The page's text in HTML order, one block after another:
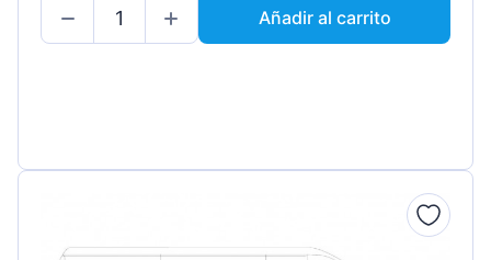
Añadir al carrito